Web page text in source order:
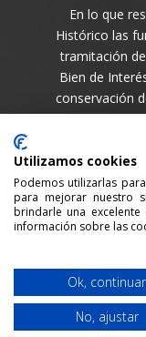
En lo que
Histórico las
tramitación
Bien de
conservación
y
Consejería de
de La Palma /
/Política
Utilizamos cookies
Podemos utilizarlas
para mejorar nuestro
brindarle una
información sobre las
Ok, continuar
No, ajustar